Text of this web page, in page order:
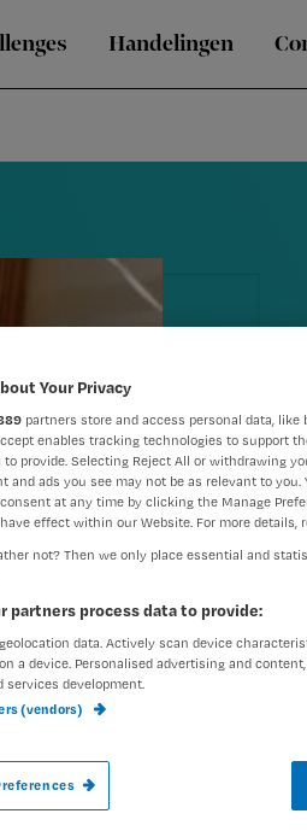
Handelingen
Auteur:
Verpleegkundigen zijn
Your Privacy
partners store and access personal data,
enables tracking technologies to support
to provide. Selecting Reject All or withdrawing
and ads you see may not be as relevant to
at any time by clicking the Manage
effect within our Website. For more details,
not? Then we only place essential and
partners process data to provide:
data. Actively scan device
a device. Personalised advertising and
services development.
(vendors)